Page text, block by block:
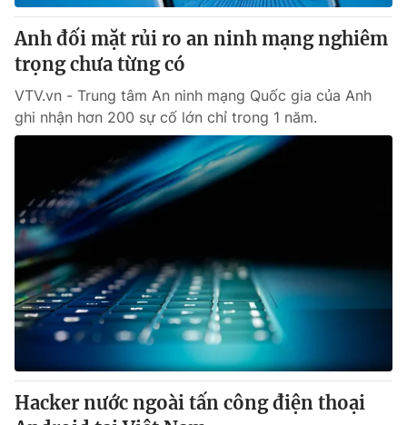
Tổng Biên tập:Vũ Thanh Thủy
Phó Tổng Biên tập: Nguyễn Thị Mỹ Hạnh, Phạm Quốc Thắng,
Nguyễn Trọng Ninh
024.38 355 931 - 024.38 355 932
Ðiện thoại Thời báo VTV:024.66 897 897
Email:toasoan@vtv.vn
Liên hệ quảng cáo:024-7300.7108
® Cấm sao chép dưới mọi hình thức nếu không có sự chấp
Anh đối mặt rủi ro an ninh mạng nghiêm
trọng chưa từng có
VTV.vn - Trung tâm An ninh mạng Quốc gia của Anh
ghi nhận hơn 200 sự cố lớn chỉ trong 1 năm.
Hacker nước ngoài tấn công điện thoại